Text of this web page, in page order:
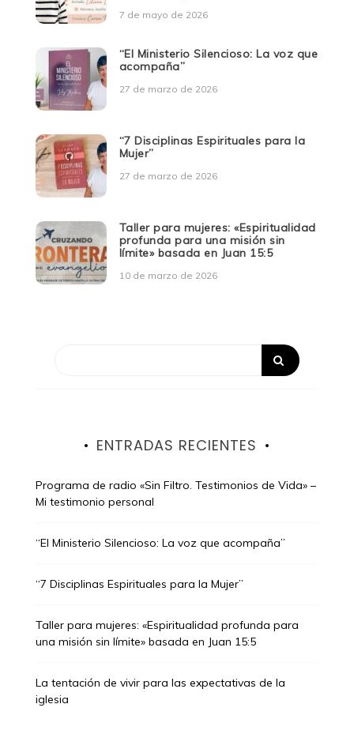
7 de mayo de 2026
“El Ministerio Silencioso: La voz que
acompaña”
27 de marzo de 2026
“7 Disciplinas Espirituales para la
Mujer”
27 de marzo de 2026
Taller para mujeres: «Espiritualidad
profunda para una misión sin
límite» basada en Juan 15:5
10 de marzo de 2026
ENTRADAS RECIENTES
Programa de radio «Sin Filtro. Testimonios de Vida» –
Mi testimonio personal
“El Ministerio Silencioso: La voz que acompaña”
“7 Disciplinas Espirituales para la Mujer”
Taller para mujeres: «Espiritualidad profunda para
una misión sin límite» basada en Juan 15:5
La tentación de vivir para las expectativas de la
iglesia